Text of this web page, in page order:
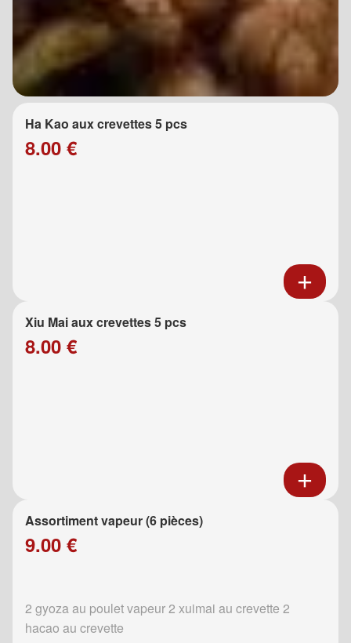
Ha Kao aux crevettes 5 pcs
8.00 €
Xiu Mai aux crevettes 5 pcs
8.00 €
Assortiment vapeur (6 pièces)
9.00 €
2 gyoza au poulet vapeur 2 xuimai au crevette 2
hacao au crevette